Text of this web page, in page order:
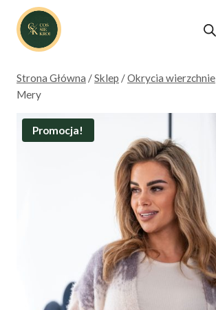
Przejdź
treści
Strona Główna /Sklep /Okrycia wierzchnie
Mery
Promocja!